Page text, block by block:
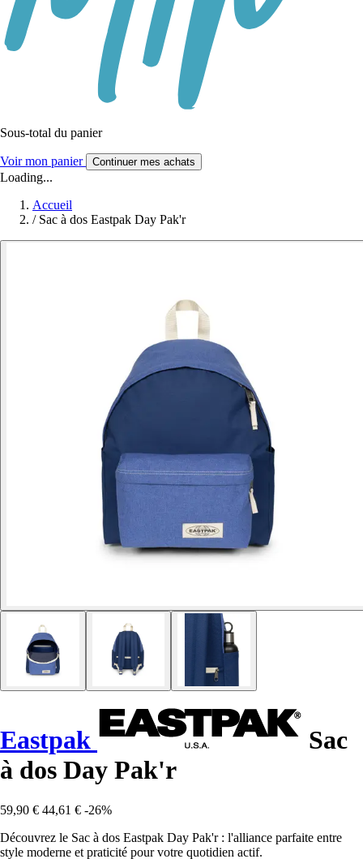
Sous-total du panier
Voir mon panier Continuer mes achats
Loading...
Accueil
/ Sac à dos Eastpak Day Pak'r
Eastpak
Sac
à dos Day Pak'r
59,90 € 44,61 € -26%
Découvrez le Sac à dos Eastpak Day Pak'r : l'alliance parfaite entre
style moderne et praticité pour votre quotidien actif.